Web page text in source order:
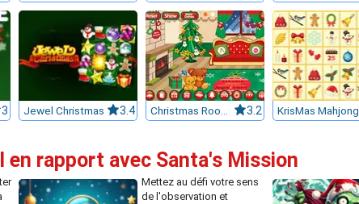
3 Jewel Christmas 3.4 Christmas Room Decoration 3.2 KrisMas Mahjong
en rapport avec Santa's Mission
Mettez au défi votre sens
de l'observation et